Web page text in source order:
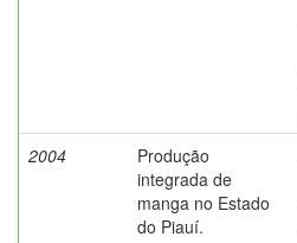
2004
Produção
integrada de
manga no Estado
do Piauí.